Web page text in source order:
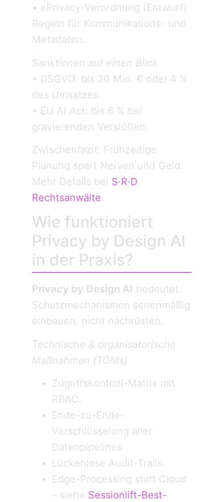
• ePrivacy-Verordnung (Entwurf):
Regeln für Kommunikations- und
Metadaten.
Sanktionen auf einen Blick
• DSGVO: bis 20 Mio. € oder 4 %
des Umsatzes.
• EU AI Act: bis 6 % bei
gravierenden Verstößen.
Zwischenfazit: Frühzeitige
Planung spart Nerven und Geld.
Mehr Details bei S·R·D
Rechtsanwälte.
Wie funktioniert
Privacy by Design AI
in der Praxis?
Privacy by Design AI bedeutet:
Schutzmechanismen serienmäßig
einbauen, nicht nachrüsten.
Technische & organisatorische
Maßnahmen (TOMs)
Zugriffskontroll-Matrix mit
RBAC.
Ende-zu-Ende-
Verschlüsselung aller
Datenpipelines.
Lückenlose Audit-Trails.
Edge-Processing statt Cloud
– siehe Sessionlift-Best-